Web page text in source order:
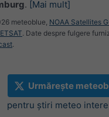
. [Mai mult]
meteoblue, NOAA Satellites
. Date despre fulgere
.
Urmărește
pentru știri meteo